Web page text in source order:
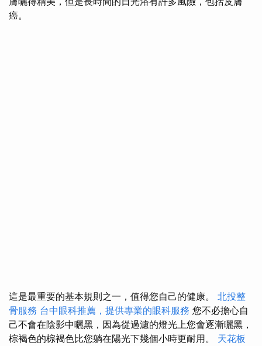
癌。
這是最重要的基本規則之一，值得您自己的健康。 北投整
骨服務 台中眼科推薦，提供專業的眼科服務 您不必擔心自
己不會在陰影中曬黑，因為從過濾的燈光上您會逐漸曬黑，
棕褐色的棕褐色比您躺在陽光下幾個小時更耐用。 天花板